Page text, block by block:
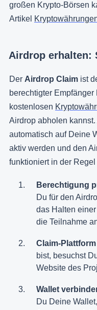
großen Krypto-Börsen
Artikel
Airdrop erhalten:
Der Airdrop Claim ist
berechtigter Empfänger
kostenlosen
Airdrop abholen
automatisch auf Deine
aktiv werden und den
funktioniert in der
Berechtigung
Du für den
das Halten
die Teilnahme
Claim-
bist, besuchst
Website des
Wallet
Du Deine